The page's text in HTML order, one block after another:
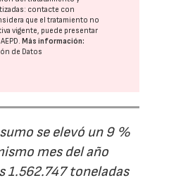
contacte con
que el tratamiento no
vigente, puede presentar
AEPD. Más información:
de Datos
se elevó un 9 %
mes del año
1.562.747 toneladas